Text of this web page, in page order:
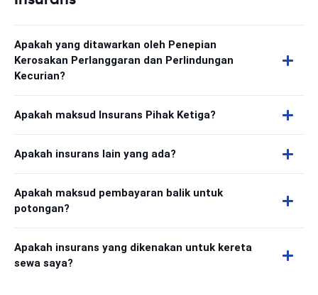
Apakah yang ditawarkan oleh Penepian
Kerosakan Perlanggaran dan Perlindungan
Kecurian?
Apakah maksud Insurans Pihak Ketiga?
Apakah insurans lain yang ada?
Apakah maksud pembayaran balik untuk
potongan?
Apakah insurans yang dikenakan untuk kereta
sewa saya?